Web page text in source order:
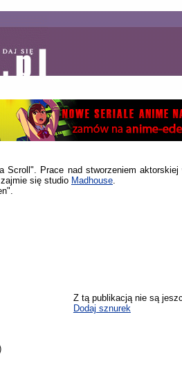
Scroll". Prace nad stworzeniem
się studio Madhouse.
Z tą publikacją nie są
Dodaj sznurek